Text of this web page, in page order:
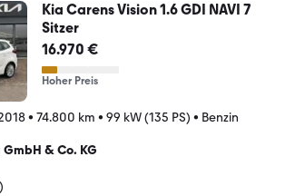
Kia Carens Vision 1.6 GDI NAVI 7
Sitzer
16.970 €
Hoher Preis
• 74.800 km • 99 kW (135 PS) • Benzin
& Co. KG
)